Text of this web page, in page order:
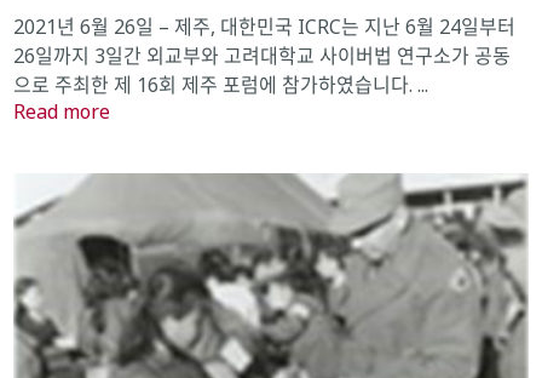
2021년 6월 26일 – 제주, 대한민국 ICRC는 지난 6월 24일부터
26일까지 3일간 외교부와 고려대학교 사이버법 연구소가 공동
으로 주최한 제 16회 제주 포럼에 참가하였습니다. ...
Read more